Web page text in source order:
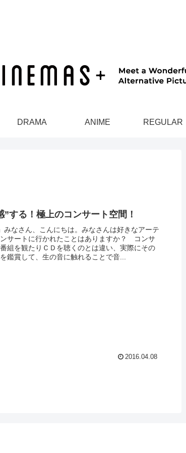
DRAMA ANIME REGULAR
”する！極上のコンサート空間！
みなさん、こんにちは。みなさんは好きなアーテ
サートに行かれたことはありますか？ コンサ
組を観たりＣＤを聴くのとは違い、実際にその
鑑賞して、生の音に触れることで音...
2016.04.08